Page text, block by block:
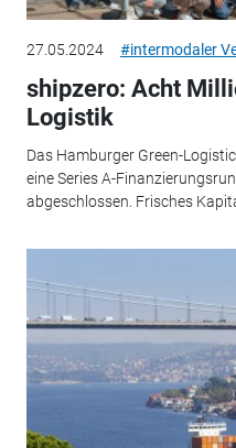
27.05.2024 #intermodaler
shipzero: Acht
Logistik
Das Hamburger Green-
eine Series A-
abgeschlossen. Frisches